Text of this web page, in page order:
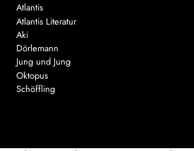
Atlantis
Atlantis Literatur
Aki
Dörlemann
Jung und Jung
Oktopus
Schöffling